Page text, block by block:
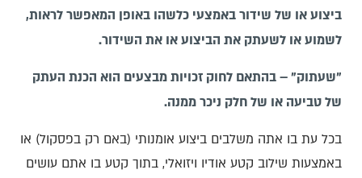
ביצוע או של שידור באמצעי כלשהו באופן המאפשר לראות,
לשמוע או לשעתק את הביצוע או את השידור.
"שעתוק" – בהתאם לחוק זכויות מבצעים הוא הכנת העתק
של טביעה או של חלק ניכר ממנה.
בכל עת בו אתה משלבים ביצוע אומנותי (באם רק בפסקול) או
באמצעות שילוב קטע אודיו ויזואלי, בתוך קטע בו אתם עושים